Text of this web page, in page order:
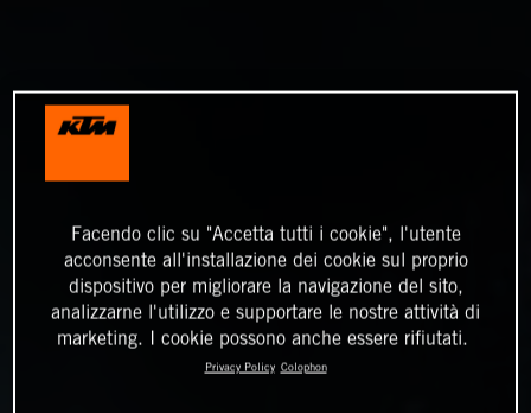
Facendo clic su "Accetta tutti i cookie", l'utente
acconsente all'installazione dei cookie sul proprio
dispositivo per migliorare la navigazione del sito,
analizzarne l'utilizzo e supportare le nostre attività di
marketing. I cookie possono anche essere rifiutati.
Privacy Policy Colophon